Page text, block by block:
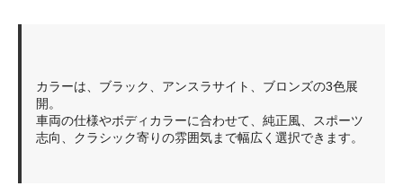
カラーは、ブラック、アンスラサイト、ブロンズの3色展
開。
車両の仕様やボディカラーに合わせて、純正風、スポーツ
志向、クラシック寄りの雰囲気まで幅広く選択できます。